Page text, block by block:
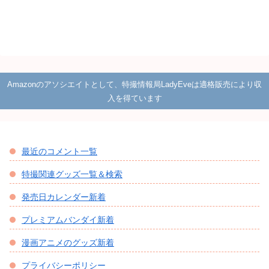
Amazonのアソシエイトとして、特撮情報局LadyEveは適格販売により収
入を得ています
最近のコメント一覧
特撮関連グッズ一覧＆検索
発売日カレンダー新着
プレミアムバンダイ新着
漫画アニメのグッズ新着
プライバシーポリシー